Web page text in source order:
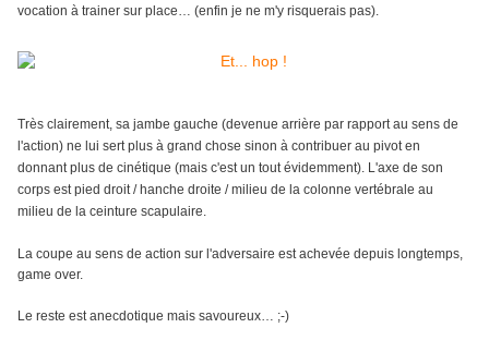
vocation à trainer sur place… (enfin je ne m'y risquerais pas).
Très clairement, sa jambe gauche (devenue arrière par rapport au sens de
l'action) ne lui sert plus à grand chose sinon à contribuer au pivot en
donnant plus de cinétique (mais c'est un tout évidemment). L'axe de son
corps est pied droit / hanche droite / milieu de la colonne vertébrale au
milieu de la ceinture scapulaire.
La coupe au sens de action sur l'adversaire est achevée depuis longtemps,
game over.
Le reste est anecdotique mais savoureux… ;-)